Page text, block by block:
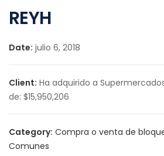
REYH
Date: julio 6, 2018
Client: Ha adquirido a
de: $15,950,206
Category: Compra o venta de
Comunes